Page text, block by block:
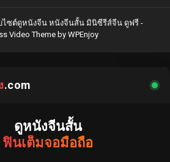
ไซต์ดูหนังจีน หนังจีนสั้น มินิซีรีส์จีน ดูฟรี -
Video Themeby WPEnjoy
.com
ดูหนังจีนสั้น
ฟินเต็มจอมือถือ